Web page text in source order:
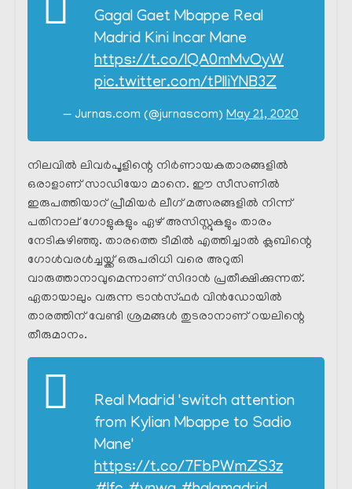
Gagal Gaet Mbappe Real
Madrid Kini Incar Mane
https://t.co/lQA0mMvOyW
pic.twitter.com/tPlliYNB3Z
— Jurnas.com (@jurnascom) May 21, 2020
നിലവിൽ ലിവർപൂളിന്റെ നിർണായകതാരങ്ങളിൽ
ഒരാളാണ് സാഡിയോ മാനെ. ഈ സീസണിൽ
ഇരുപത്തിയാറ് പ്രീമിയർ ലീഗ് മത്സരങ്ങളിൽ നിന്ന്
പതിനാല് ഗോളുകളും ഏഴ് അസിസ്റ്റുകളും താരം
നേടികഴിഞ്ഞു. താരത്തെ ടീമിൽ എത്തിച്ചാൽ ക്ലബിന്റെ
ഗോൾവരൾച്ചയ്ക്ക് ഒരുപരിധി വരെ അറുതി
വാരുത്താനാവുമെന്നാണ് സിദാൻ പ്രതീക്ഷിക്കുന്നത്.
ഏതായാലും വരുന്ന ട്രാൻസ്ഫർ വിൻഡോയിൽ
താരത്തിന് വേണ്ടി ശ്രമങ്ങൾ തുടരാനാണ് റയലിന്റെ
തീരുമാനം.
Real Madrid 'switch attention
from Kylian Mbappe to Sadio
Mane'
https://t.co/7FbPWmZS3z